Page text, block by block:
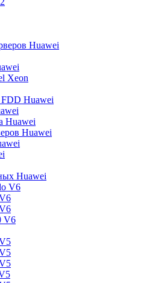
Huawei
Xeon
Huawei
Huawei
Huawei
Huawei
V6
V6